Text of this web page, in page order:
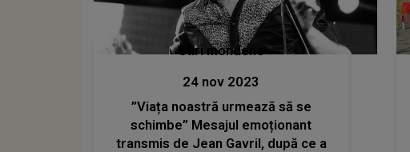
Stiri mondene
24 nov 2023
”Viața noastră urmează să se
schimbe” Mesajul emoționant
transmis de Jean Gavril, după ce a